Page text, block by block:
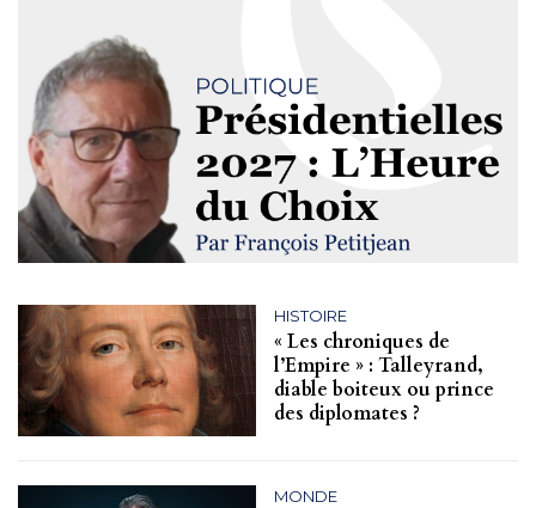
HISTOIRE
« Les chroniques de
l’Empire » : Talleyrand,
diable boiteux ou prince
des diplomates ?
MONDE